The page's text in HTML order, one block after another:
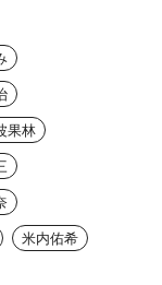
果林
米内佑希